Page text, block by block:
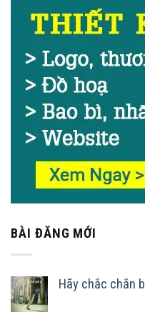
BÀI ĐĂNG MỚI
Hãy chắc chắn